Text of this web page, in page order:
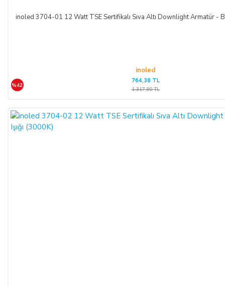
inoled 3704-01 12 Watt TSE Sertifikalı Sıva Altı Downlight Armatür -
inoled
%42
764,38 TL
1.317,90 TL